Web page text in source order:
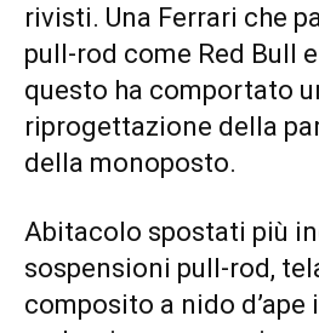
rivisti. Una Ferrari che
pull-rod come Red Bull
questo ha comportato
riprogettazione della
della monoposto.
Abitacolo spostati più
sospensioni pull-rod,
composito a nido d’ape